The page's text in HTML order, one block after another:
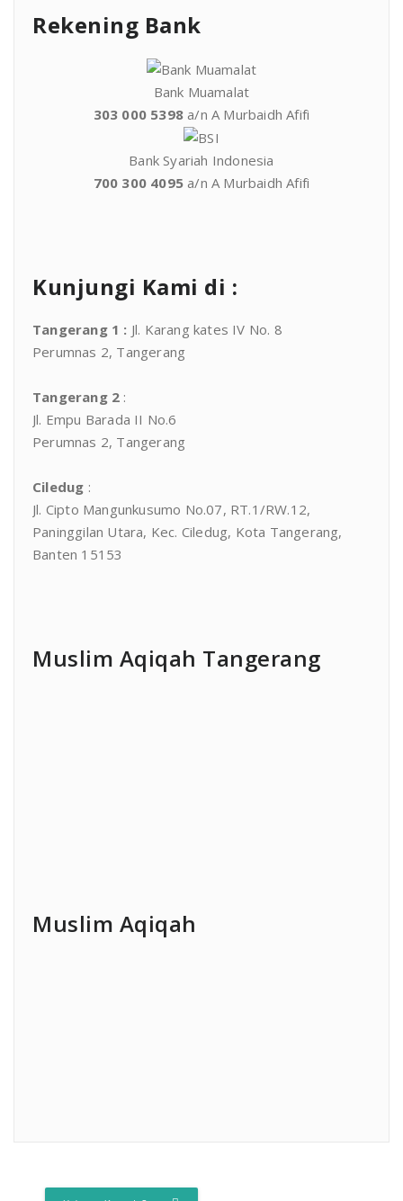
Rekening Bank
Bank Muamalat
303 000 5398 a/n A Murbaidh Afifi
Bank Syariah Indonesia
700 300 4095 a/n A Murbaidh Afifi
Kunjungi Kami di :
Tangerang 1 : Jl. Karang kates IV No. 8
Perumnas 2, Tangerang
Tangerang 2 :
Jl. Empu Barada II No.6
Perumnas 2, Tangerang
Ciledug :
Jl. Cipto Mangunkusumo No.07, RT.1/RW.12,
Paninggilan Utara, Kec. Ciledug, Kota Tangerang,
Banten 15153
Muslim Aqiqah Tangerang
Muslim Aqiqah